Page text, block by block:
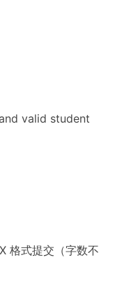
valid student
格式提交（字数不